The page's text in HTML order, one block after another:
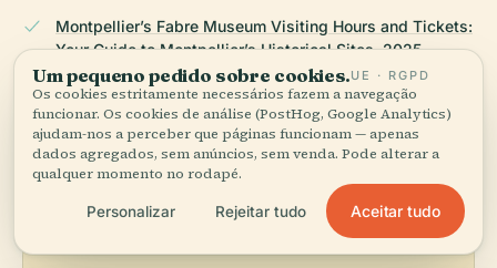
Montpellier’s Fabre Museum Visiting Hours and Tickets:
Your Guide to Montpellier’s Historical Sites, 2025,
Musée Fabre Official Website
ÚLTIMA REVISÃO: AUGUST 2025
Pesquisado a partir da Wikidata, Wikipédia e fontes oficiais ·
Como fazemos os nossos guias →
Um pequeno pedido sobre cookies.UE · RGPD
Os cookies estritamente necessários fazem a navegação
funcionar. Os cookies de análise (PostHog, Google Analytics)
ajudam-nos a perceber que páginas funcionam — apenas
dados agregados, sem anúncios, sem venda. Pode alterar a
qualquer momento no rodapé.
Personalizar Rejeitar tudo Aceitar tudo